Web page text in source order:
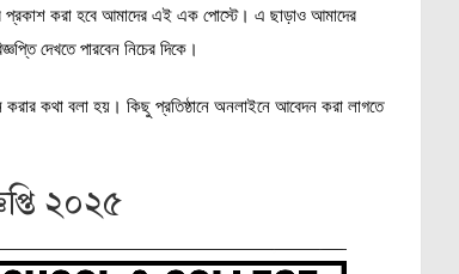
খবর প্রকাশ করা হবে আমাদের এই এক পোস্টে। এ ছাড়াও আমাদের
দেখতে পারবেন নিচের দিকে।
কথা বলা হয়। কিছু প্রতিষ্ঠানে অনলাইনে আবেদন করা লাগতে
২০২৫